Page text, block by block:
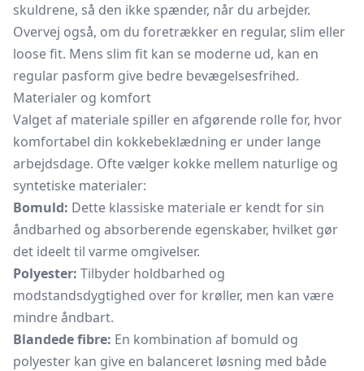
skuldrene, så den ikke spænder, når du arbejder.
Overvej også, om du foretrækker en regular, slim eller
loose fit. Mens slim fit kan se moderne ud, kan en
regular pasform give bedre bevægelsesfrihed.
Materialer og komfort
Valget af materiale spiller en afgørende rolle for, hvor
komfortabel din kokkebeklædning er under lange
arbejdsdage. Ofte vælger kokke mellem naturlige og
syntetiske materialer:
Bomuld: Dette klassiske materiale er kendt for sin
åndbarhed og absorberende egenskaber, hvilket gør
det ideelt til varme omgivelser.
Polyester: Tilbyder holdbarhed og
modstandsdygtighed over for krøller, men kan være
mindre åndbart.
Blandede fibre: En kombination af bomuld og
polyester kan give en balanceret løsning med både